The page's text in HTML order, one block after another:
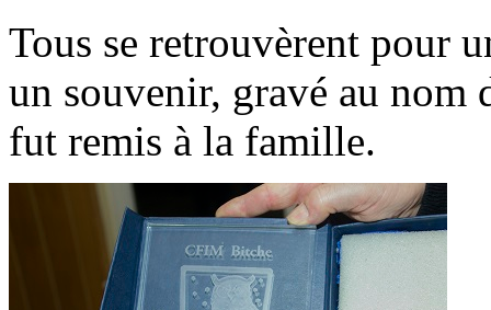
Tous se retrouvèrent pour
un souvenir, gravé au
fut remis à la famille.